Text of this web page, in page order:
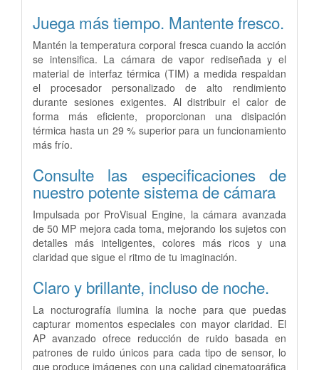
Juega más tiempo. Mantente fresco.
Mantén la temperatura corporal fresca cuando la acción
se intensifica. La cámara de vapor rediseñada y el
material de interfaz térmica (TIM) a medida respaldan
el procesador personalizado de alto rendimiento
durante sesiones exigentes. Al distribuir el calor de
forma más eficiente, proporcionan una disipación
térmica hasta un 29 % superior para un funcionamiento
más frío.
Consulte las especificaciones de
nuestro potente sistema de cámara
Impulsada por ProVisual Engine, la cámara avanzada
de 50 MP mejora cada toma, mejorando los sujetos con
detalles más inteligentes, colores más ricos y una
claridad que sigue el ritmo de tu imaginación.
Claro y brillante, incluso de noche.
La nocturografía ilumina la noche para que puedas
capturar momentos especiales con mayor claridad. El
AP avanzado ofrece reducción de ruido basada en
patrones de ruido únicos para cada tipo de sensor, lo
que produce imágenes con una calidad cinematográfica